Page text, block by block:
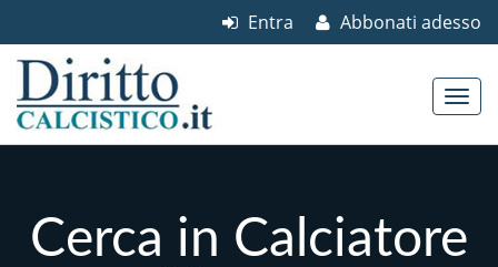
Abbonati adesso
Entra
Cerca in Calciatore